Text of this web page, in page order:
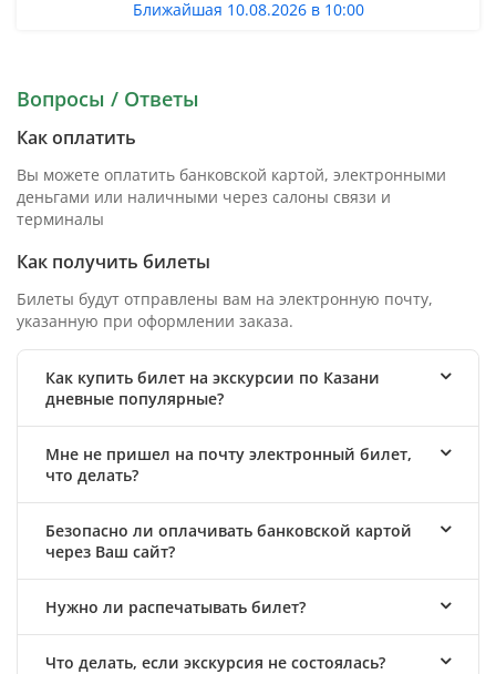
Ближайшая 10.08.2026 в 10:00
Вопросы / Ответы
Как оплатить
Вы можете оплатить банковской картой, электронными
деньгами или наличными через салоны связи и
терминалы
Как получить билеты
Билеты будут отправлены вам на электронную почту,
указанную при оформлении заказа.
Как купить билет на экскурсии по Казани
дневные популярные?
Мне не пришел на почту электронный билет,
что делать?
Безопасно ли оплачивать банковской картой
через Ваш сайт?
Нужно ли распечатывать билет?
Что делать, если экскурсия не состоялась?